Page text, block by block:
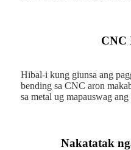
CNC
Hibal-i kung giunsa ang
bending sa CNC aron
sa metal ug mapauswag
Nakatatak